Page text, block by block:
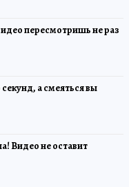
пересмотришь не раз
а смеяться вы
Видео не оставит